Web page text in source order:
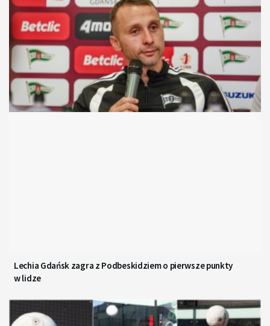
Lechia Gdańsk zagra z Podbeskidziem o pierwsze punkty
w lidze